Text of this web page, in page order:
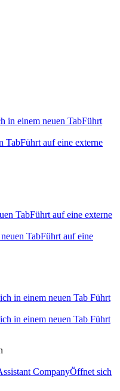
in einem neuen TabFührt
TabFührt auf eine externe
TabFührt auf eine externe
TabFührt auf eine
in einem neuen Tab Führt
in einem neuen Tab Führt
CompanyÖffnet sich